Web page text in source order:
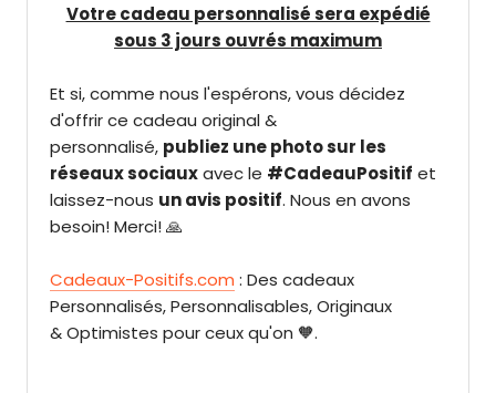
Votre cadeau personnalisé sera expédié
sous 3 jours ouvrés maximum
Et si, comme nous l'espérons, vous décidez
d'offrir ce cadeau original &
personnalisé, publiez une photo sur les
réseaux sociauxavec le #CadeauPositif et
laissez-nous un avis positif. Nous en avons
besoin! Merci! 🙏
Cadeaux-Positifs.com : Des cadeaux
Personnalisés, Personnalisables, Originaux
& Optimistes pour ceux qu'on 🧡.